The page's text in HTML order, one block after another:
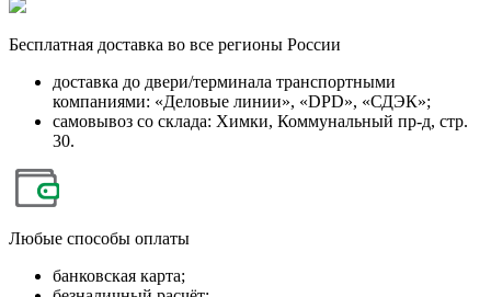
Бесплатная доставка во все регионы России
доставка до двери/терминала транспортными
компаниями: «Деловые линии», «DPD», «СДЭК»;
самовывоз со склада: Химки, Коммунальный пр-д, стр.
30.
Любые способы оплаты
банковская карта;